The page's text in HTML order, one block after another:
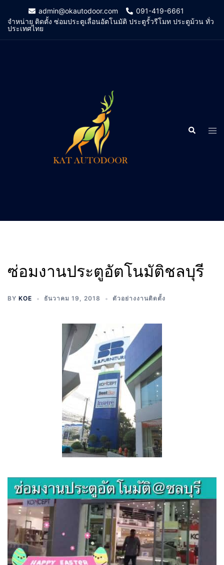
content
admin@okautodoor.com
091-419-6661
จำหน่าย ติดตั้ง ซ่อมประตูเลื่อนอัตโนมัติ ประตูรั้วรีโมท ประตูม้วน ทั่ว
ประเทศไทย
Search
ซ่อมงานประตูอัตโนมัติชลบุรี
BY KOE ธันวาคม 19, 2018 ตัวอย่างงานติดตั้ง